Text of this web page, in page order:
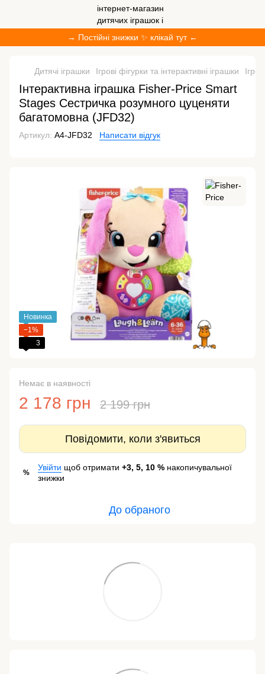
→ Постійні знижки ✨ клікай тут ←
Дитячі іграшки Ігрові фігурки та інтерактивні іграшки
Інтерактивна іграшка Fisher-Price Smart
Stages Сестричка розумного цуценяти
багатомовна (JFD32)
Артикул: A4-JFD32 Написати відгук
Новинка
−1%
3
Немає в наявності
2 178 грн 2 199 грн
Повідомити, коли з'явиться
%
Увійти щоб отримати +3, 5, 10 % накопичувальної
знижки
До обраного